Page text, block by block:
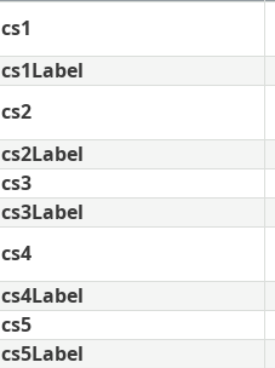
cs1
cs1Label
cs2
cs2Label
cs3
cs3Label
cs4
cs4Label
cs5
cs5Label